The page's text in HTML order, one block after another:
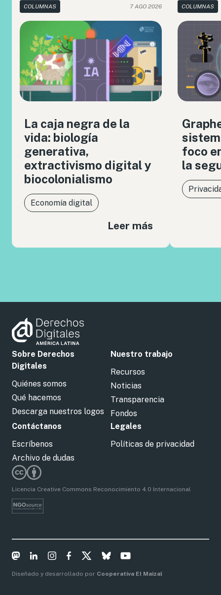
COLUMNAS 7 AGO 2026
La caja negra de la
vida: biología
generativa,
extractivismo digital y
biocolonialismo
Economía digital
Leer más
COLUMNAS
foco
la
Sobre Derechos
Digitales
Quiénes somos
Qué hacemos
Descarga nuestros logos
Nuestro trabajo
Recursos
Noticias
Transparencia
Fondos
Contáctanos
Escríbenos
Archivo de dudas
Legales
Políticas de privacidad
Licencia Creative Commons Reconocimiento 4.0 Internacional
Diseñado y desarrollado por Cooperativa El Maizal